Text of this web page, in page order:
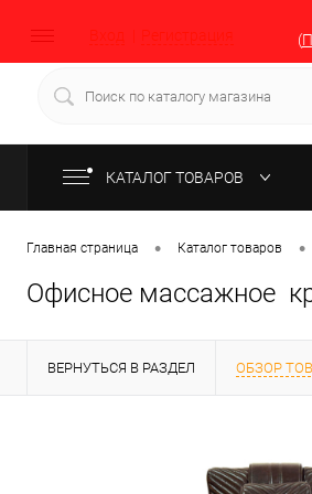
(
Вход Регистрация
КАТАЛОГ ТОВАРОВ
Главная страница • Каталог товаров •
Офисное массажное
ВЕРНУТЬСЯ В РАЗДЕЛ ОБЗОР